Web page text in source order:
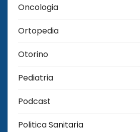
Oncologia
Ortopedia
Otorino
Pediatria
Podcast
Politica Sanitaria